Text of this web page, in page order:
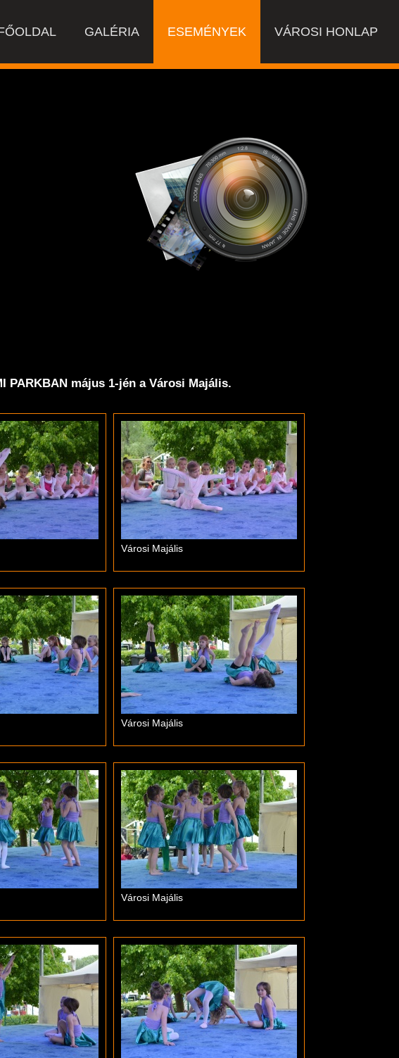
GALÉRIA ESEMÉNYEK VÁROSI HONLAP
PARKBAN május 1-jén a Városi Majális.
Városi Majális
Városi Majális
Városi Majális